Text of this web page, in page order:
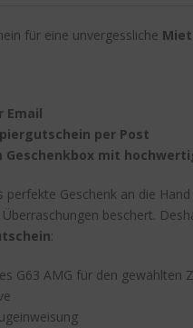
für eine unvergessliche
Email
per Post
Geschenkbox mit
Geschenk an die
beschert.
:
G63 AMG für den gewählten